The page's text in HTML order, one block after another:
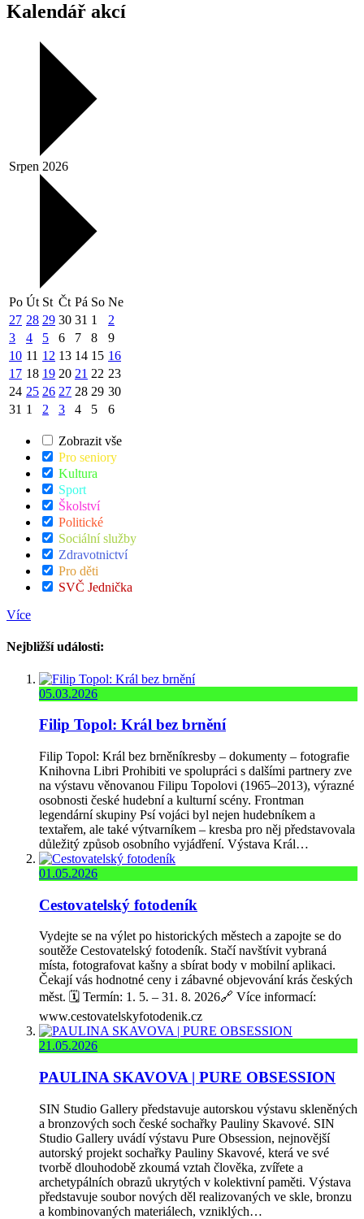
Kalendář akcí
Srpen 2026
Po Út St Čt Pá So Ne
27 28 29 30 31 1
2
3
4 5 6 7 8
9
10 11 12 13 14 15 16
17 18 19 20 21 22 23
24 25 26 27 28 29 30
31 1 2 3 4 5 6
Zobrazit vše
Pro seniory
Kultura
Sport
Školství
Politické
Sociální služby
Zdravotnictví
Pro děti
SVČ Jednička
Více
Nejbližší události:
05.03.2026
Filip Topol: Král bez brnění
Filip Topol: Král bez brněníkresby – dokumenty – fotografie
Knihovna Libri Prohibiti ve spolupráci s dalšími partnery zve
na výstavu věnovanou Filipu Topolovi (1965–2013), výrazné
osobnosti české hudební a kulturní scény. Frontman
legendární skupiny Psí vojáci byl nejen hudebníkem a
textařem, ale také výtvarníkem – kresba pro něj představovala
důležitý způsob osobního vyjádření. Výstava Král…
01.05.2026
Cestovatelský fotodeník
Vydejte se na výlet po historických městech a zapojte se do
soutěže Cestovatelský fotodeník. Stačí navštívit vybraná
místa, fotografovat kašny a sbírat body v mobilní aplikaci.
Čekají vás hodnotné ceny i zábavné objevování krás českých
měst. 🗓️ Termín: 1. 5. – 31. 8. 2026🔗 Více informací:
www.cestovatelskyfotodenik.cz
21.05.2026
PAULINA SKAVOVA | PURE OBSESSION
SIN Studio Gallery představuje autorskou výstavu skleněných
a bronzových soch české sochařky Pauliny Skavové. SIN
Studio Gallery uvádí výstavu Pure Obsession, nejnovější
autorský projekt sochařky Pauliny Skavové, která ve své
tvorbě dlouhodobě zkoumá vztah člověka, zvířete a
archetypálních obrazů ukrytých v kolektivní paměti. Výstava
představuje soubor nových děl realizovaných ve skle, bronzu
a kombinovaných materiálech, vzniklých…